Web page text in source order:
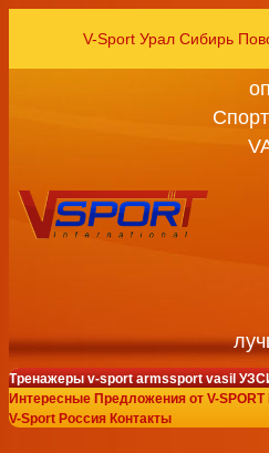
V-Sport Урал Сибирь
Тренажеры v-sport armssport vasil
Интересные Предложения от V-SPORT
V-Sport Россия Контакты